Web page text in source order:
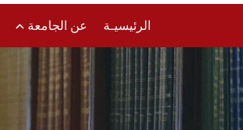
الرئيسيـة عن الجامعة